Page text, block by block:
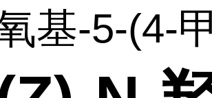
基-5-(4-